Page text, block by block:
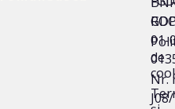
01-
Nr.
de